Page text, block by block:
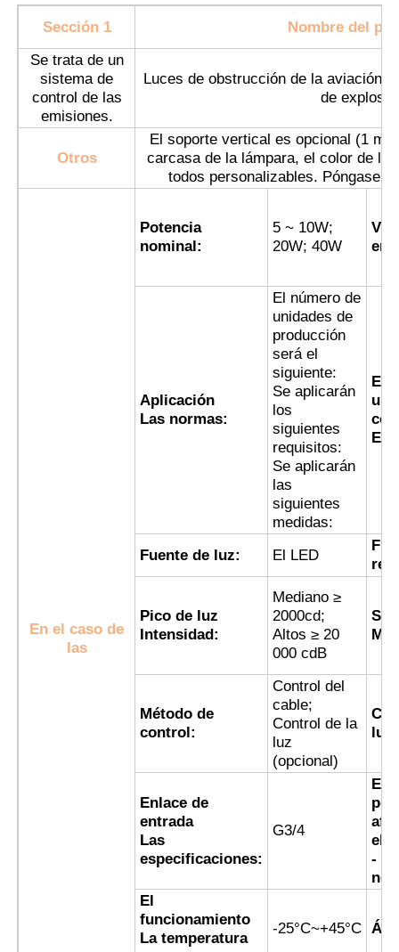
Inicio
Productos
Sobre nosotros
Iluminación a prueba de explosiones
Luz a prueba de explosiones de la alarma
interruptor a prueba de explosiones
Glándulas de cable a prueba de explosión
enchufe y zócalo a prueba de explosiones
Sección 1
Nombre del
Se trata de un
sistema de
control de las
emisiones.
Luces de obstrucción de la aviación
de
Otros
El soporte vertical es opcional (1
carcasa de la lámpara, el color de la
todos personalizables. Póngase
En el caso de
las
Potencia
nominal:
5 ~ 10W;
20W; 40W
Aplicación
Las normas:
El número de
unidades de
producción
será el
siguiente:
Se aplicarán
los
siguientes
requisitos:
Se aplicarán
las
siguientes
medidas:
El
El
Fuente de luz: El LED
Pico de luz
Intensidad:
Mediano ≥
2000cd;
Altos ≥ 20
000 cdB
Método de
control:
Control del
cable;
Control de la
luz
(opcional)
luz:
Enlace de
entrada
Las
especificaciones:
G3/4
El
el
- ¿
no?
El
funcionamiento
La temperatura
-25°C~+45°C